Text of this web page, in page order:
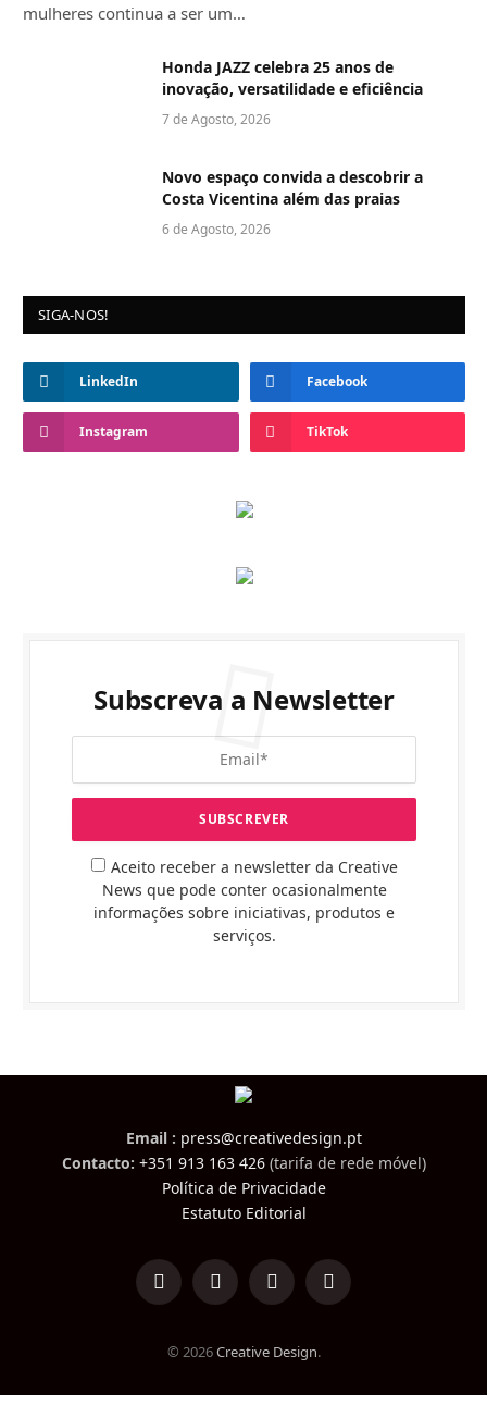
mulheres continua a ser um…
Honda JAZZ celebra 25 anos de
inovação, versatilidade e eficiência
7 de Agosto, 2026
Novo espaço convida a descobrir a
Costa Vicentina além das praias
6 de Agosto, 2026
SIGA-NOS!
LinkedIn Facebook
Instagram TikTok
Subscreva a Newsletter
Aceito receber a newsletter da Creative
News que pode conter ocasionalmente
informações sobre iniciativas, produtos e
serviços.
Email : press@creativedesign.pt
Contacto: +351 913 163 426(tarifa de rede móvel)
Política de Privacidade
Estatuto Editorial
LinkedInFacebookInstagramTikTok
© 2026Creative Design.